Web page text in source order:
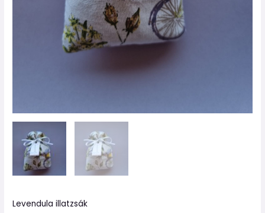
Levendula illatzsák